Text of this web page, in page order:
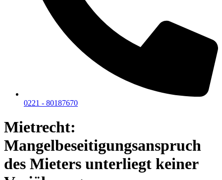
0221 - 80187670
Mietrecht:
Mangelbeseitigungsanspruch
des Mieters unterliegt keiner